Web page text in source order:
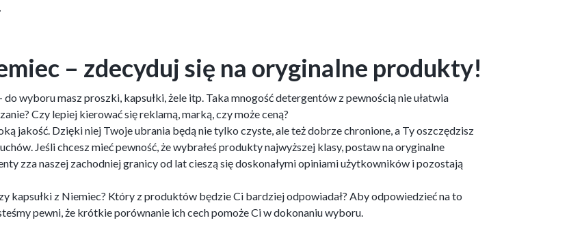
– zdecyduj się na oryginalne produkty!
wyboru masz proszki, kapsułki, żele itp. Taka mnogość detergentów z pewnością nie ułatwia
Czy lepiej kierować się reklamą, marką, czy może ceną?
jakość. Dzięki niej Twoje ubrania będą nie tylko czyste, ale też dobrze chronione, a Ty oszczędzisz
Jeśli chcesz mieć pewność, że wybrałeś produkty najwyższej klasy, postaw na oryginalne
zza naszej zachodniej granicy od lat cieszą się doskonałymi opiniami użytkowników i pozostają
kapsułki z Niemiec? Który z produktów będzie Ci bardziej odpowiadał? Aby odpowiedzieć na to
pewni, że krótkie porównanie ich cech pomoże Ci w dokonaniu wyboru.